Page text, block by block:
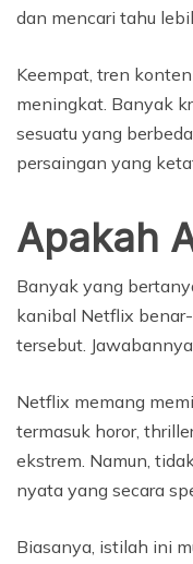
dan mencari tahu
Keempat, tren
meningkat. Banyak
sesuatu yang
persaingan yang
Apakah
Banyak yang
kanibal Netflix
tersebut.
Netflix memang
termasuk horor,
ekstrem. Namun,
nyata yang secara
Biasanya, istilah ini